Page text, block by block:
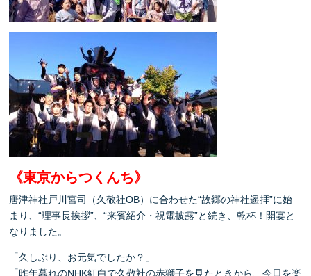
《東京からつくんち》
唐津神社戸川宮司（久敬社OB）に合わせた“故郷の神社遥拝”に始
まり、“理事長挨拶”、“来賓紹介・祝電披露”と続き、乾杯！開宴と
なりました。
「久しぶり、お元気でしたか？」
「昨年暮れのNHK紅白で久敬社の赤獅子を見たときから、今日を楽